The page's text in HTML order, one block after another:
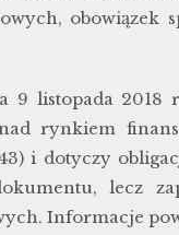
obowiązek
9 listopada 2018
rynkiem
i dotyczy
lecz
Informacje